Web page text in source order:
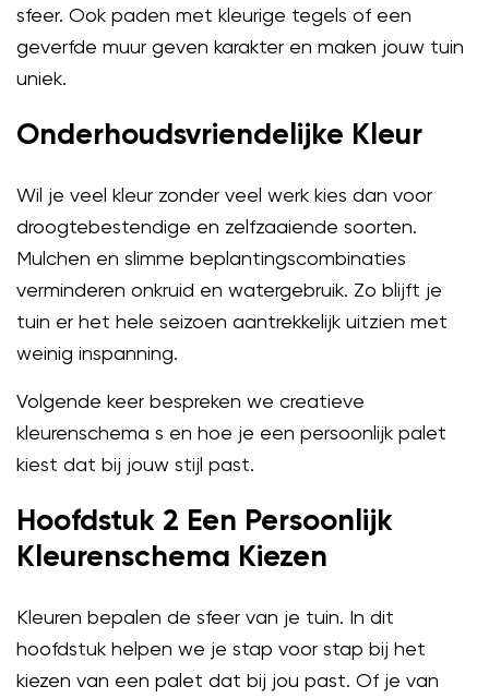
sfeer. Ook paden met kleurige tegels of een
geverfde muur geven karakter en maken jouw tuin
uniek.
Onderhoudsvriendelijke Kleur
Wil je veel kleur zonder veel werk kies dan voor
droogtebestendige en zelfzaaiende soorten.
Mulchen en slimme beplantingscombinaties
verminderen onkruid en watergebruik. Zo blijft je
tuin er het hele seizoen aantrekkelijk uitzien met
weinig inspanning.
Volgende keer bespreken we creatieve
kleurenschema s en hoe je een persoonlijk palet
kiest dat bij jouw stijl past.
Hoofdstuk 2 Een Persoonlijk
Kleurenschema Kiezen
Kleuren bepalen de sfeer van je tuin. In dit
hoofdstuk helpen we je stap voor stap bij het
kiezen van een palet dat bij jou past. Of je van